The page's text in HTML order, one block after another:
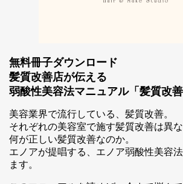
無料冊子ダウンロード
髪質改善店が伝える
弱酸性美容法マニュアル「髪質改善
美容業界で流行している、髪質改善。
それぞれの美容室で施す髪質改善は異な
何が正しい髪質改善なのか。
エノアが提唱する、エノア弱酸性美容
ます。